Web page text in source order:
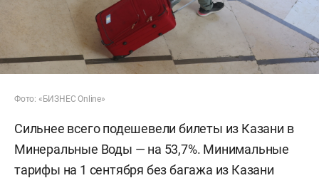
Фото: «БИЗНЕС Online»
Сильнее всего подешевели билеты из Казани в
Минеральные Воды — на 53,7%. Минимальные
тарифы на 1 сентября без багажа из Казани